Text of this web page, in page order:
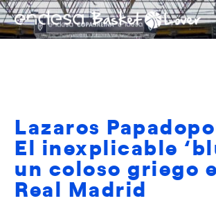
Lazaros
El inexplicable
un coloso griego
Real Madrid